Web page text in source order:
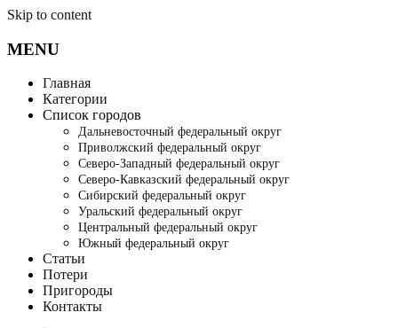
Skip to content
MENU
Главная
Категории
Список городов
Дальневосточный федеральный округ
Приволжский федеральный округ
Северо-Западный федеральный округ
Северо-Кавказский федеральный округ
Сибирский федеральный округ
Уральский федеральный округ
Центральный федеральный округ
Южный федеральный округ
Статьи
Потери
Пригороды
Контакты